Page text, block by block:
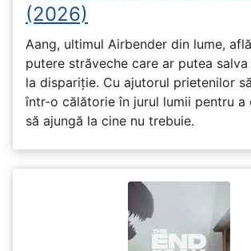
(2026)
Aang, ultimul Airbender din lume,
putere străveche care ar putea
la dispariție. Cu ajutorul prietenilor
într-o călătorie în jurul lumii pentru a
să ajungă la cine nu trebuie.